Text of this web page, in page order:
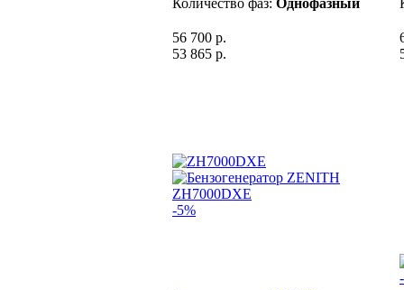
Количество фаз: Однофазный
56 700 р.
53 865 р.
-5%